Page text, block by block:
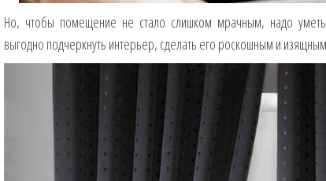
Но, чтобы помещение не стало слишком мрачным, надо
выгодно подчеркнуть интерьер, сделать его роскошным и